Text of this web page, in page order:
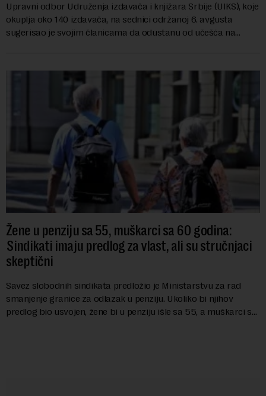
Upravni odbor Udruženja izdavača i knjižara Srbije (UIKS), koje
okuplja oko 140 izdavača, na sednici održanoj 6. avgusta
sugerisao je svojim članicama da odustanu od učešća na
Žene u penziju sa 55, muškarci sa 60 godina:
Sindikati imaju predlog za vlast, ali su stručnjaci
skeptični
Savez slobodnih sindikata predložio je Ministarstvu za rad
smanjenje granice za odlazak u penziju. Ukoliko bi njihov
predlog bio usvojen, žene bi u penziju išle sa 55, a muškarci sa